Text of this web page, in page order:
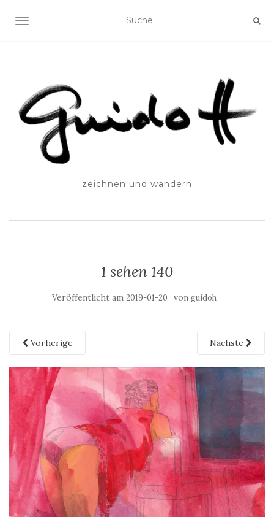
SCHALTE NAVIGATION
zeichnen und wandern
1 sehen 140
Veröffentlicht am 2019-01-20 von guidoh
Vorherige Nächste